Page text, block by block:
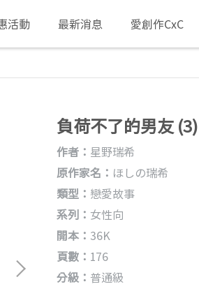
活動 最新消息 愛創作CxC
負荷不了的男友 (3)
作者： 星野瑞希
原作家名： ほしの瑞希
類型： 戀愛故事
系列： 女性向
開本： 36K
頁數： 176
分級： 普通級